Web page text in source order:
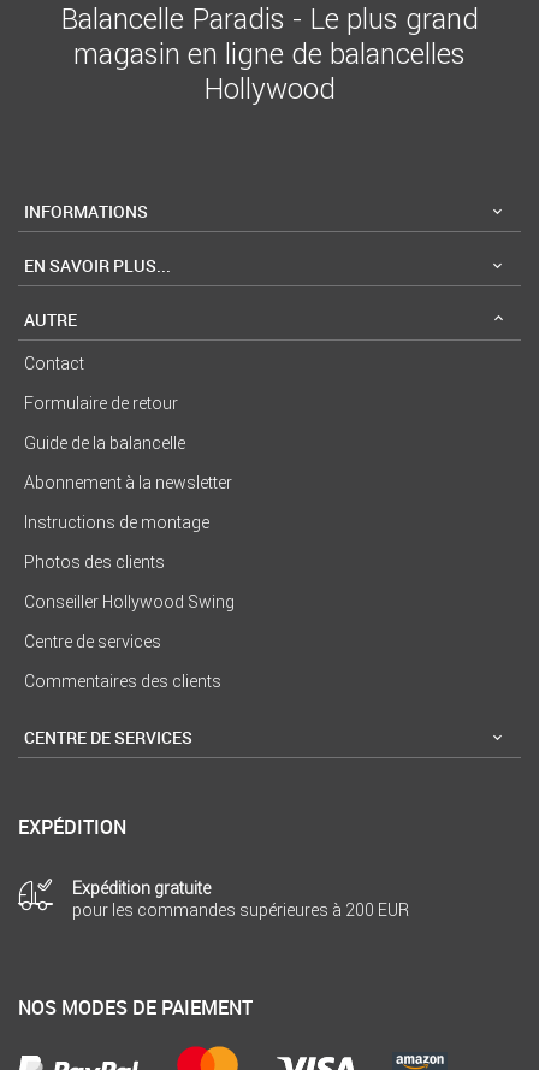
Balancelle Paradis - Le plus grand
magasin en ligne de balancelles
Hollywood
INFORMATIONS
EN SAVOIR PLUS...
AUTRE
Contact
Formulaire de retour
Guide de la balancelle
Abonnement à la newsletter
Instructions de montage
Photos des clients
Conseiller Hollywood Swing
Centre de services
Commentaires des clients
CENTRE DE SERVICES
EXPÉDITION
Expédition gratuite
pour les commandes supérieures à 200 EUR
NOS MODES DE PAIEMENT